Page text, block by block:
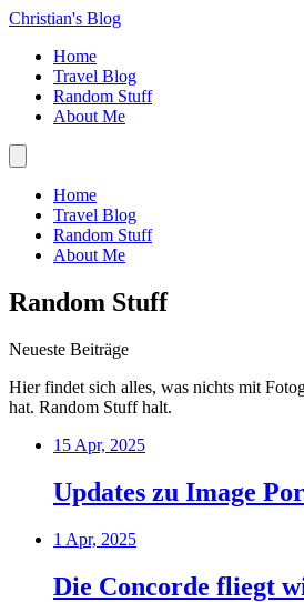
Christian's Blog
Home
Travel Blog
Random Stuff
About Me
Home
Travel Blog
Random Stuff
About Me
Random Stuff
Neueste Beiträge
Hier findet sich alles, was nichts mit
hat. Random Stuff halt.
15 Apr, 2025
Updates zu Image
1 Apr, 2025
Die Concorde fliegt